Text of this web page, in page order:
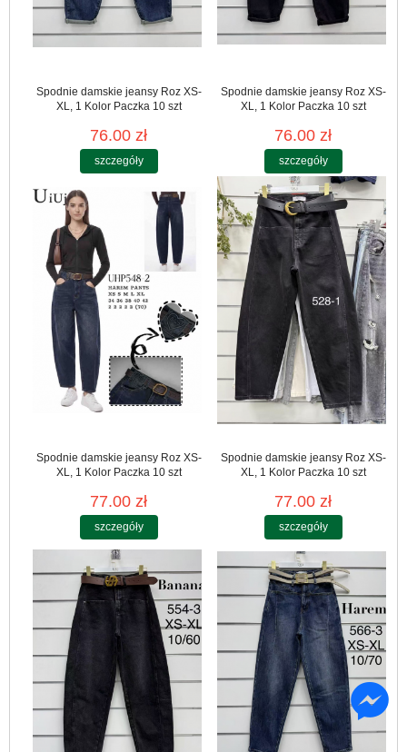
Spodnie damskie jeansy Roz XS-
XL, 1 Kolor Paczka 10 szt
76.00 zł
szczegóły
Spodnie damskie jeansy Roz XS-
XL, 1 Kolor Paczka 10 szt
76.00 zł
szczegóły
Spodnie damskie jeansy Roz XS-
XL, 1 Kolor Paczka 10 szt
77.00 zł
szczegóły
Spodnie damskie jeansy Roz XS-
XL, 1 Kolor Paczka 10 szt
77.00 zł
szczegóły